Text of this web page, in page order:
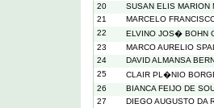
20
SUSAN ELIS MARION
21
MARCELO
22
ELVINO JOS� BOHN
23
MARCO AURELIO
24
DAVID ALMANSA
25
CLAIR PL�NIO
26
BIANCA FEIJO DE
27
DIEGO AUGUSTO DA